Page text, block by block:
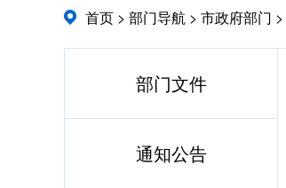
首页 > 部门导航 > 市政府部门 >
部门文件
通知公告